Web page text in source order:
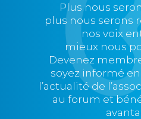
Plus nous
plus nous serons
nos voix
mieux nous
Devenez
soyez informé
l’actualité de
au forum et